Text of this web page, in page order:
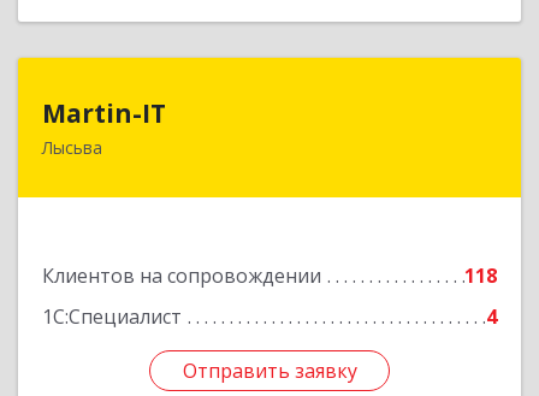
Martin-IT
Лысьва
Клиентов на сопровождении
118
1С:Специалист
4
Отправить заявку
618900, Пермский край, Лысьва г, Смышляева
Отправить заявку